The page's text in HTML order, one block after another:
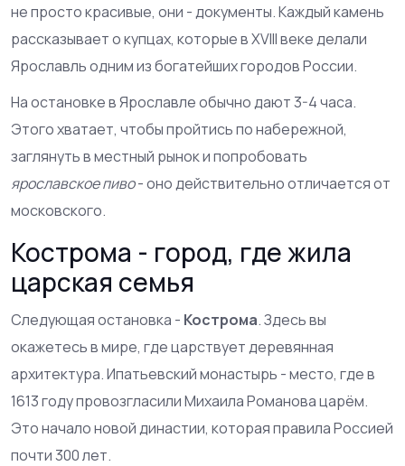
не просто красивые, они - документы. Каждый камень
рассказывает о купцах, которые в XVIII веке делали
Ярославль одним из богатейших городов России.
На остановке в Ярославле обычно дают 3-4 часа.
Этого хватает, чтобы пройтись по набережной,
заглянуть в местный рынок и попробовать
ярославское пиво- оно действительно отличается от
московского.
Кострома - город, где жила
царская семья
Следующая остановка - Кострома. Здесь вы
окажетесь в мире, где царствует деревянная
архитектура. Ипатьевский монастырь - место, где в
1613 году провозгласили Михаила Романова царём.
Это начало новой династии, которая правила Россией
почти 300 лет.